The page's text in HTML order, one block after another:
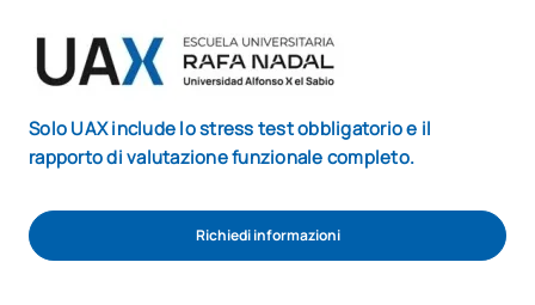
Solo UAX include lo stress test obbligatorio e il
rapporto di valutazione funzionale completo.
Richiedi informazioni